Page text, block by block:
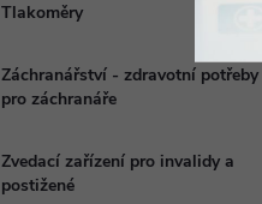
Tlakoměry
Záchranářství - zdravotní potřeby
pro záchranáře
Zvedací zařízení pro invalidy a
postižené